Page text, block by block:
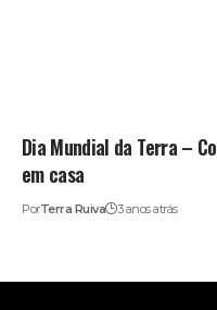
Dia Mundial da Terra –
em casa
PorTerra Ruiva 3 anos atrás